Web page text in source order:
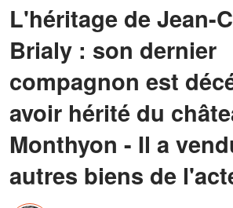
L'héritage de Jean-
Brialy : son dernier
compagnon est
avoir hérité du
Monthyon - Il a
autres biens de